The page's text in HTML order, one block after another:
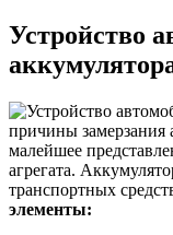
Устройство
причины замерзания
малейшее
агрегата.
транспортных
элементы: